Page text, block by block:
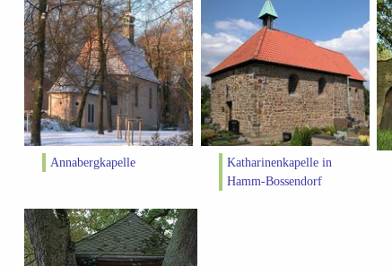
Annabergkapelle
Katharinenkapelle in
Hamm-Bossendorf